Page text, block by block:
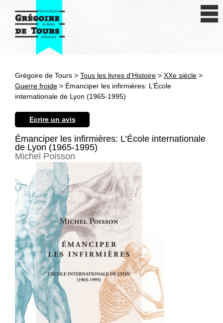
Antiquité
Révolution et XIXe siècle
XXe siècle
Autres civilisations
Thématiques
Grégoire de Tours > Tous les livres d'Histoire > XXe siècle >
Guerre froide > Émanciper les infirmières: L’École
internationale de Lyon (1965-1995)
Ecrire un avis
Émanciper les infirmières: L’École internationale
de Lyon (1965-1995)
Michel Poisson